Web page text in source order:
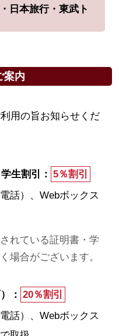
日本旅行・東武ト
案内
用の旨お知らせくだ
生割引： 5％割引
話）、Webボックス
れている証明書・学
場合がございます。
： 20％割引
話）、Webボックス